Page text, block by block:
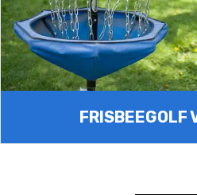
FRISBEEGOLF